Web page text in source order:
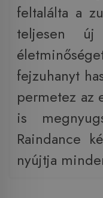
feltalálta a
teljesen
fejzuhanyt
permetez az
is
Raindance
nyújtja